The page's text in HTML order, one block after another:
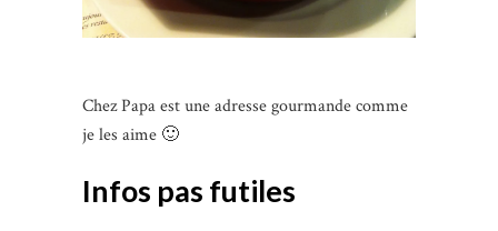
Chez Papa est une adresse gourmande comme
je les aime 🙂
Infos pas futiles